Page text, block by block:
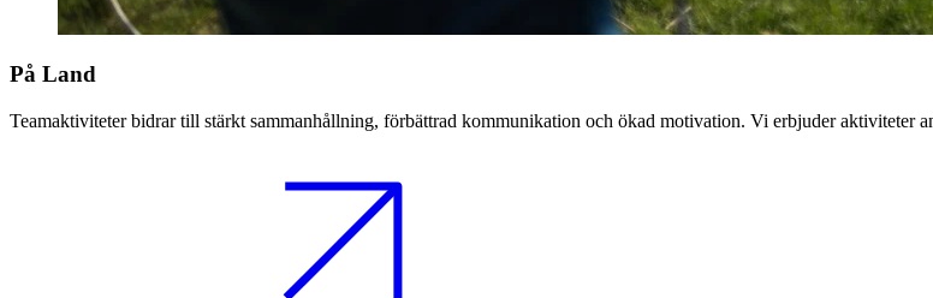
På Land
Teamaktiviteter bidrar till stärkt sammanhållning, förbättrad kommunikation och ökad motivation. Vi erbjuder aktiviteter